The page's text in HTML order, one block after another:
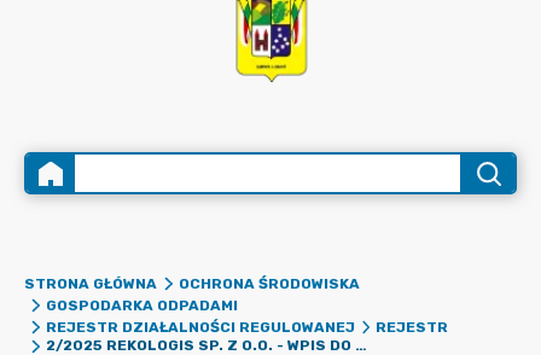
STRONA GŁÓWNA
OCHRONA ŚRODOWISKA
GOSPODARKA ODPADAMI
REJESTR DZIAŁALNOŚCI REGULOWANEJ
REJESTR
2/2025 REKOLOGIS SP. Z O.O. - WPIS DO REJESTRU